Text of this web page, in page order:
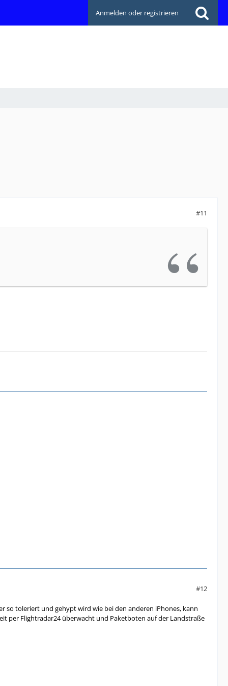
Anmelden oder registrieren
#11
#12
so toleriert und gehypt wird wie bei den anderen iPhones, kann
per Flightradar24 überwacht und Paketboten auf der Landstraße